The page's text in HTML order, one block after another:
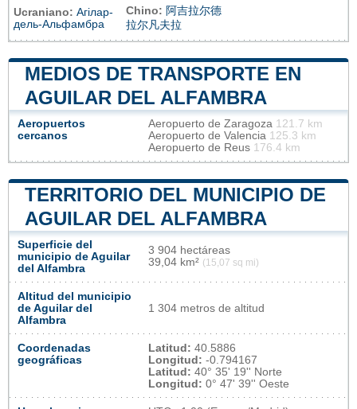
Ucraniano: Агілар-
дель-Альфамбра
Chino: 阿吉拉尔德
拉尔凡夫拉
MEDIOS DE TRANSPORTE EN
AGUILAR DEL ALFAMBRA
Aeropuertos
cercanos
Aeropuerto de Zaragoza 121.7 km
Aeropuerto de Valencia 125.3 km
Aeropuerto de Reus 176.4 km
TERRITORIO DEL MUNICIPIO DE
AGUILAR DEL ALFAMBRA
Superficie del
municipio de Aguilar
del Alfambra
3 904 hectáreas
39,04 km² (15,07 sq mi)
Altitud del municipio
de Aguilar del
Alfambra
1 304 metros de altitud
Coordenadas
geográficas
Latitud: 40.5886
Longitud: -0.794167
Latitud: 40° 35' 19'' Norte
Longitud: 0° 47' 39'' Oeste